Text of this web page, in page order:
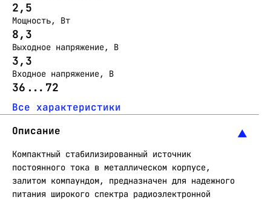
2,5
Мощность, Вт
8,3
Выходное напряжение, В
3,3
Входное напряжение, В
36...72
Все характеристики
Описание
Компактный стабилизированный источник
постоянного тока в металлическом корпусе,
залитом компаундом, предназначен для надежного
питания широкого спектра радиоэлектронной